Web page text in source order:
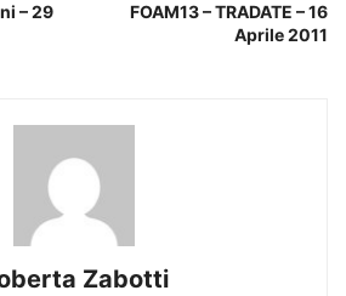
– 29
FOAM13 – TRADATE – 16
Aprile 2011
Zabotti